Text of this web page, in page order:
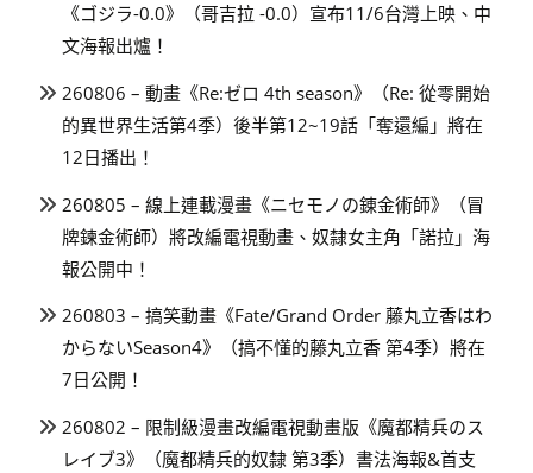
《ゴジラ-0.0》（哥吉拉 -0.0）宣布11/6台灣上映、中
文海報出爐！
260806 – 動畫《Re:ゼロ 4th season》（Re: 從零開始
的異世界生活第4季）後半第12~19話「奪還編」將在
12日播出！
260805 – 線上連載漫畫《ニセモノの錬金術師》（冒
牌鍊金術師）將改編電視動畫、奴隸女主角「諾拉」海
報公開中！
260803 – 搞笑動畫《Fate/Grand Order 藤丸立香はわ
からないSeason4》（搞不懂的藤丸立香 第4季）將在
7日公開！
260802 – 限制級漫畫改編電視動畫版《魔都精兵のス
レイブ3》（魔都精兵的奴隸 第3季）書法海報&首支